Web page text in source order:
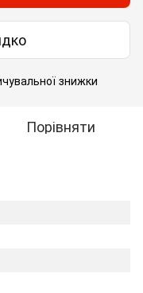
знижки
Порівняти